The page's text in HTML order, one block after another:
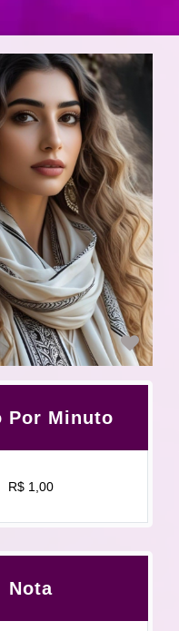
Por Minuto
R$ 1,00
Nota